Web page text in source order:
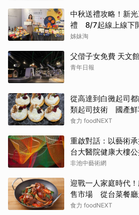
中秋送禮攻略！新
禮 8/7起線上線下
姊妹淘
父偕子女免費 天文
青年日報
從高達到白黴起司
類起司技術 國產鮮
食力 foodNEXT
重啟對話：以藝術
台大醫院健康大樓
非池中藝術網
迎戰一人家庭時代
售市場 從台菜餐廳
食力 foodNEXT